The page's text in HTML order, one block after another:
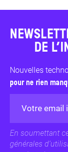
DE
Nouvelles
pour ne rien
En soumettant
générales